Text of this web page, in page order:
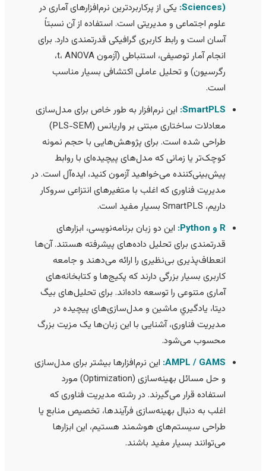
Sciences): یکی از پرکاربردترین نرم‌افزارهای آماری در
علوم اجتماعی و مدیریتی است. استفاده از آن نسبتاً
آسان است و رابط کاربری گرافیکی قدرتمندی دارد. برای
انجام آمار توصیفی، استنباطی (آزمون t، ANOVA،
رگرسیون) و تحلیل عاملی اکتشافی بسیار مناسب
SmartPLS:این نرم‌افزار به طور خاص برای مدل‌سازی
معادلات ساختاری مبتنی بر واریانس (PLS-SEM)
طراحی شده است. برای پژوهش‌هایی با حجم نمونه
کوچک‌تر یا زمانی که مدل‌های پیچیده‌ای با روابط
پیش‌بینی‌کننده می‌خواهید آزمون کنید، ایده‌آل است. در
مدیریت فناوری که اغلب با متغیرهای انتزاعی سروکار
داریم، SmartPLS بسیار مفید است.
این دو زبان برنامه‌نویسی، ابزارهای
قدرتمندی برای تحلیل داده‌های پیشرفته هستند. آن‌ها
انعطاف‌پذیری بی‌نظیری را ارائه می‌دهند و جامعه
کاربری بسیار بزرگی دارند که پکیج‌ها و کتابخانه‌های
آماری متنوعی را توسعه داده‌اند. برای تحلیل‌های بیگ
دیتا، يادگيري ماشین و مدل‌سازی‌های پیچیده در
مدیریت فناوری، آشنایی با این زبان‌ها یک مزیت بزرگ
محسوب می‌شود.
AMPL / GAMS:این نرم‌افزارها بیشتر برای مدل‌سازی
و حل مسائل بهینه‌سازی (Optimization) مورد
استفاده قرار می‌گیرند. در رشته مدیریت فناوری که
اغلب به دنبال بهینه‌سازی فرآیندها، تخصیص منابع یا
طراحی سیستم‌های هوشمند هستیم، این ابزارها
می‌توانند بسیار مفید باشند.